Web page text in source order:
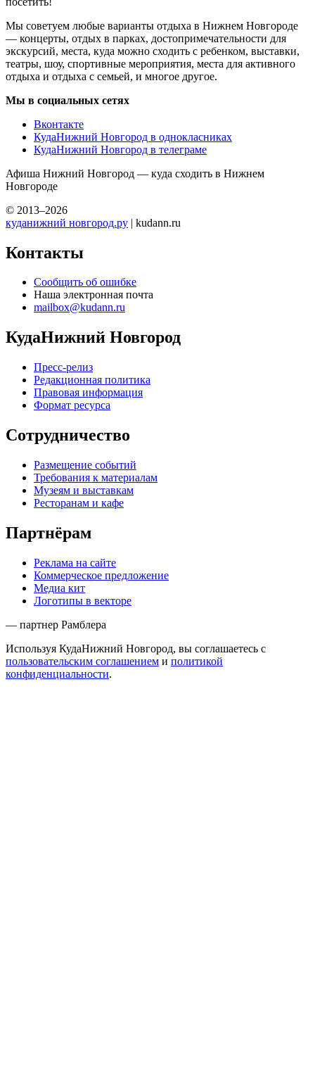
Мы советуем любые варианты отдыха в Нижнем Новгороде
— концерты, отдых в парках, достопримечательности для
экскурсий, места, куда можно сходить с ребенком, выставки,
театры, шоу, спортивные мероприятия, места для активного
отдыха и отдыха с семьей, и многое другое.
Мы в социальных сетях
Вконтакте
КудаНижний Новгород в однокласниках
КудаНижний Новгород в телеграме
Афиша Нижний Новгород — куда сходить в Нижнем
Новгороде
© 2013–2026
куданижний новгород.ру | kudann.ru
Контакты
Сообщить об ошибке
Наша электронная почта
mailbox@kudann.ru
КудаНижний Новгород
Пресс-релиз
Редакционная политика
Правовая информация
Формат ресурса
Сотрудничество
Размещение событий
Требования к материалам
Музеям и выставкам
Ресторанам и кафе
Партнёрам
Реклама на сайте
Коммерческое предложение
Медиа кит
Логотипы в векторе
— партнер Рамблера
Используя КудаНижний Новгород, вы соглашаетесь с
пользовательским соглашением и политикой
конфиденциальности.